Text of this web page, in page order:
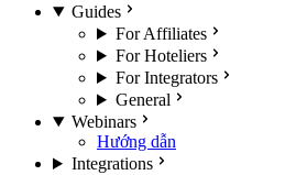
Guides
For Affiliates
For Hoteliers
For Integrators
General
Webinars
Hướng dẫn
Integrations